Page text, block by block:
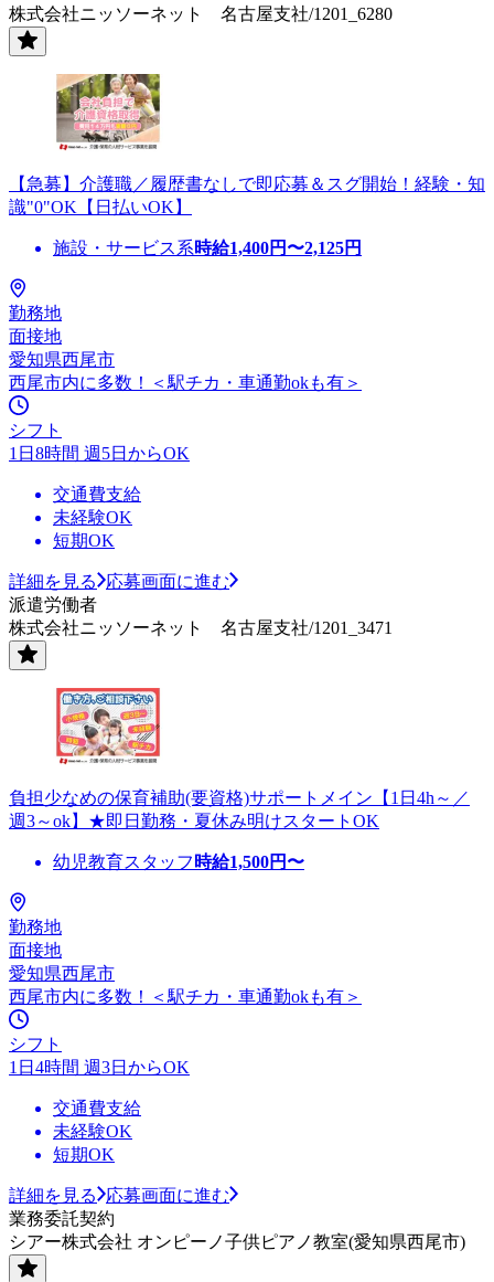
株式会社ニッソーネット 名古屋支社/1201_6280
【急募】介護職／履歴書なしで即応募＆スグ開始！経験・知
識"0"OK【日払いOK】
施設・サービス系時給1,400円〜2,125円
勤務地
面接地
愛知県西尾市
西尾市内に多数！＜駅チカ・車通勤okも有＞
シフト
1日8時間 週5日からOK
交通費支給
未経験OK
短期OK
詳細を見る
応募画面に進む
派遣労働者
株式会社ニッソーネット 名古屋支社/1201_3471
負担少なめの保育補助(要資格)サポートメイン【1日4h～／
週3～ok】★即日勤務・夏休み明けスタートOK
幼児教育スタッフ 時給1,500円〜
勤務地
面接地
愛知県西尾市
西尾市内に多数！＜駅チカ・車通勤okも有＞
シフト
1日4時間 週3日からOK
交通費支給
未経験OK
短期OK
詳細を見る
応募画面に進む
業務委託契約
シアー株式会社 オンピーノ子供ピアノ教室(愛知県西尾市)